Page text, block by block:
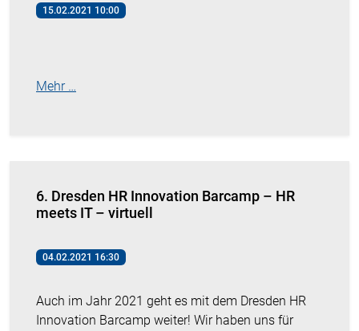
15.02.2021 10:00
Mehr …
6. Dresden HR Innovation Barcamp – HR
meets IT – virtuell
04.02.2021 16:30
Auch im Jahr 2021 geht es mit dem Dresden HR
Innovation Barcamp weiter! Wir haben uns für